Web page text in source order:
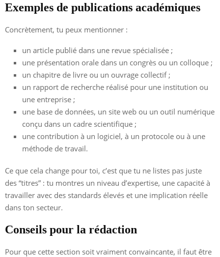
Exemples de publications académiques
Concrètement, tu peux mentionner :
un article publié dans une revue spécialisée ;
une présentation orale dans un congrès ou un colloque ;
un chapitre de livre ou un ouvrage collectif ;
un rapport de recherche réalisé pour une institution ou
une entreprise ;
une base de données, un site web ou un outil numérique
conçu dans un cadre scientifique ;
une contribution à un logiciel, à un protocole ou à une
méthode de travail.
Ce que cela change pour toi, c’est que tu ne listes pas juste
des “titres” : tu montres un niveau d’expertise, une capacité à
travailler avec des standards élevés et une implication réelle
dans ton secteur.
Conseils pour la rédaction
Pour que cette section soit vraiment convaincante, il faut être